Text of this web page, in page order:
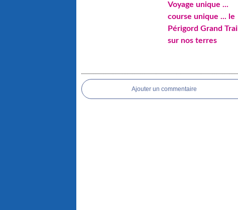
Voyage unique ...
course unique ... le
Périgord Grand Trail
sur nos terres
Ajouter un commentaire